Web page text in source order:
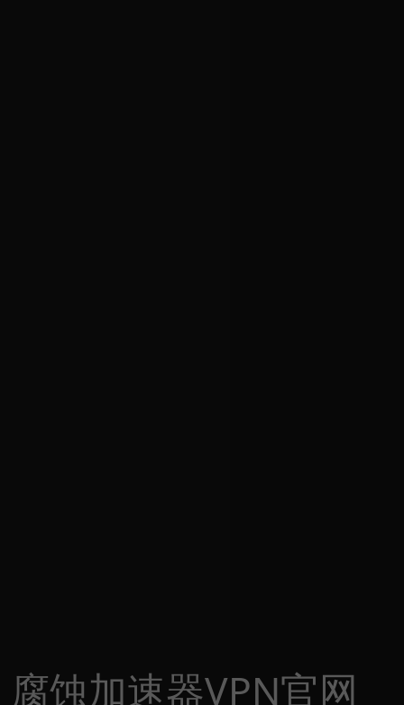
腐蚀加速器VPN官网